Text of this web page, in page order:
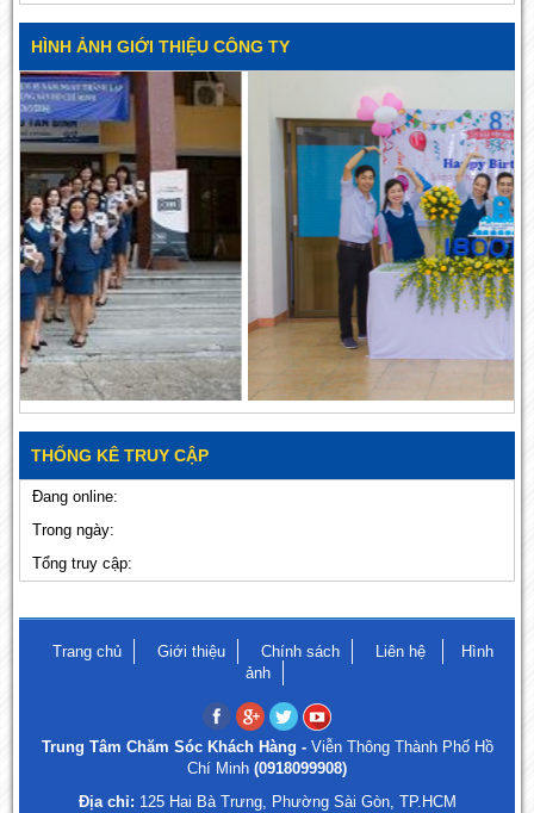
HÌNH ẢNH GIỚI THIỆU CÔNG TY
THỐNG KÊ TRUY CẬP
Đang online:
Trong ngày:
Tổng truy cập:
Trang chủ Giới thiệu Chính sách Liên hệ
Hình
ảnh
Trung Tâm Chăm Sóc Khách Hàng - Viễn Thông Thành Phố Hồ
Chí Minh (0918099908)
Địa chỉ: 125 Hai Bà Trưng, Phường Sài Gòn, TP.HCM